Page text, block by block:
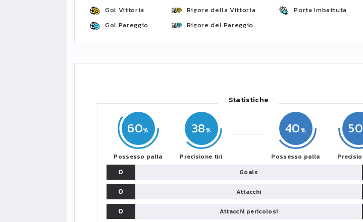
Gol Vittoria
Gol Pareggio
Rigore della Vittoria
Rigore del Pareggio
Porta Imbattuta
Statistiche
60
Possesso palla
38
Precisione tiri
40
Possesso palla
50
0 Goals
0
Attacchi
0
Attacchi pericolosi